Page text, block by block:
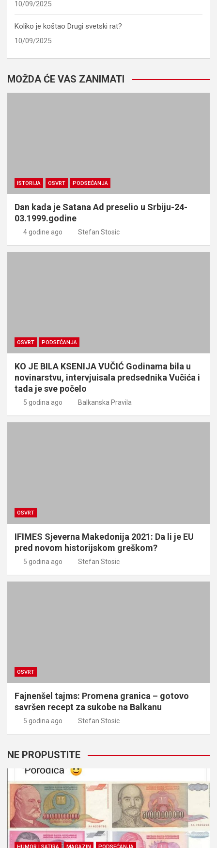
10/09/2025
Koliko je koštao Drugi svetski rat?
10/09/2025
MOŽDA ĆE VAS ZANIMATI
ISTORIJA OSVRT PODSEĆANJA
Dan kada je Satana Ad preselio u Srbiju-24-
03.1999.godine
4 godine ago Stefan Stosic
OSVRT PODSEĆANJA
KO JE BILA KSENIJA VUČIĆ Godinama bila u
novinarstvu, intervjuisala predsednika Vučića i
tada je sve počelo
5 godina ago Balkanska Pravila
OSVRT
IFIMES Sjeverna Makedonija 2021: Da li je EU
pred novom historijskom greškom?
5 godina ago Stefan Stosic
OSVRT
Fajnenšel tajms: Promena granica – gotovo
savršen recept za sukobe na Balkanu
5 godina ago Stefan Stosic
NE PROPUSTITE
HUMOR I SATIRA MAGAZIN
PODSEĆANJA